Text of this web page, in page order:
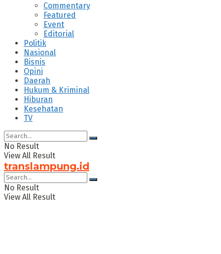
Commentary
Featured
Event
Editorial
Politik
Nasional
Bisnis
Opini
Daerah
Hukum & Kriminal
Hiburan
Kesehatan
TV
No Result
View All Result
translampung.id
No Result
View All Result